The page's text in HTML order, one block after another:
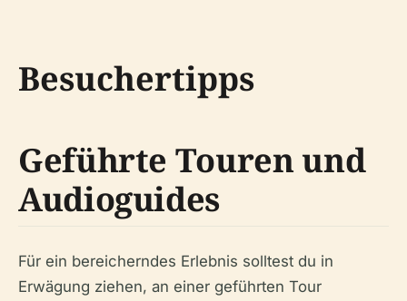
Besuchertipps
Geführte Touren und
Audioguides
Für ein bereicherndes Erlebnis solltest du in
Erwägung ziehen, an einer geführten Tour